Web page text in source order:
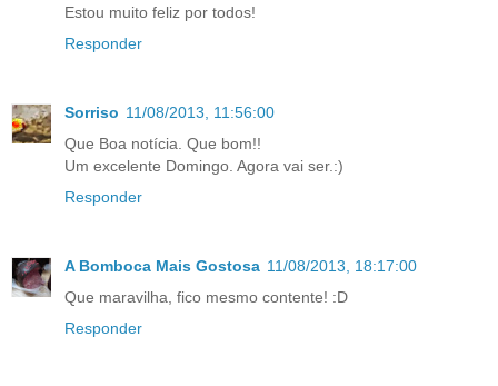
Estou muito feliz por todos!
Responder
Sorriso 11/08/2013, 11:56:00
Que Boa notícia. Que bom!!
Um excelente Domingo. Agora vai ser.:)
Responder
A Bomboca Mais Gostosa 11/08/2013, 18:17:00
Que maravilha, fico mesmo contente! :D
Responder